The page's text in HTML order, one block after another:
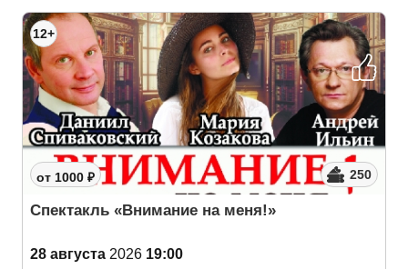
12+
от 1000 ₽ 250
Спектакль «Внимание на меня!»
28 августа 2026 19:00